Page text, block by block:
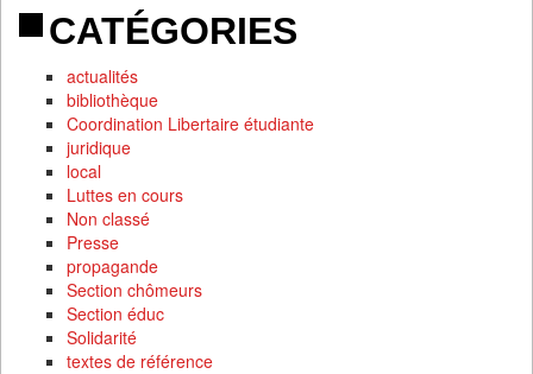
CATÉGORIES
actualités
bibliothèque
Coordination Libertaire étudiante
juridique
local
Luttes en cours
Non classé
Presse
propagande
Section chômeurs
Section éduc
Solidarité
textes de référence